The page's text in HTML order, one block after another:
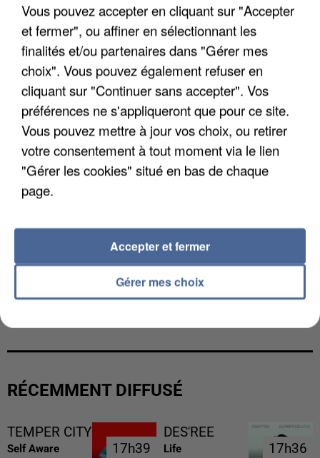
APRÈS TOUTES CES CANICULES, LES REFUGES
DE FAUNE SAUVAGE SONT...
L’UN DES FONDATEURS SUPPOSÉS DE LA DZ
RÉCEMMENT DIFFUSÉ
TEMPER CITY
Self Aware 17h39
17h39
DES'REE
Life 17h36
17h36
Vous pouvez accepter en cliquant sur "Accepter
et fermer", ou affiner en sélectionnant les
finalités et/ou partenaires dans "Gérer mes
choix". Vous pouvez également refuser en
cliquant sur "Continuer sans accepter". Vos
préférences ne s'appliqueront que pour ce site.
Vous pouvez mettre à jour vos choix, ou retirer
votre consentement à tout moment via le lien
"Gérer les cookies" situé en bas de chaque
page.
Gérer mes choix
Accepter et fermer